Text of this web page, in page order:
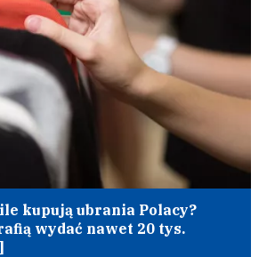
kupują ubrania Polacy?
wydać nawet 20 tys.